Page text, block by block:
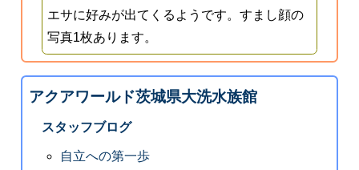
エサに好みが出てくるようです。すまし顔の
写真1枚あります。
アクアワールド茨城県大洗水族館
スタッフブログ
自立への第一歩